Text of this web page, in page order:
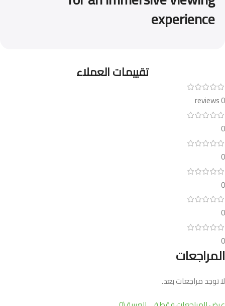
experience
تقييمات العملاء
0 reviews
0
0
0
0
0
المراجعات
لا توجد مراجعات بعد.